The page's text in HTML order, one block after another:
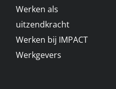
Werken als
uitzendkracht
Werken bij IMPACT
Werkgevers